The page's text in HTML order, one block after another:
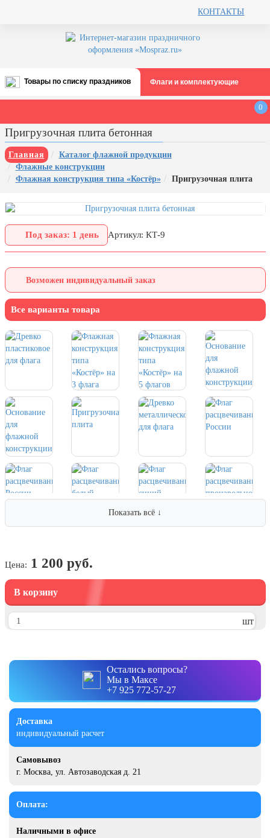
КОНТАКТЫ
Товары по списку праздников
Все праздники
августа)
12 августа, День ВВС
22 августа, День Государственного
флага РФ
День шахтера (последнее
воскресенье августа)
1 сентября, День знаний
3 сентября, День солидарности в
День города Москвы (первая суббота
сентября)
День нефтяника (первое воскресенье
8 сентября, День танкиста (второе
воскресенье сентября)
1 октября, Международный день
пожилых людей
5 октября, День учителя
19 октября, День Отца
25 октября, День Таможенника
Российской Федерации
28 октября, День Бабушек и Дедушек
Хэллоуин
7 ноября, День Октябрьской
революции
внутренних дел РФ
Артиллерии
День матери (последнее воскресенье
контрнаступления советских войск
9 декабря, Международный день
борьбы с коррупцией
9 декабря, День Героев Отечества
20 декабря, День работника органов
безопасности
Флаги и комплектующие
0
Пригрузочная плита бетонная
Главная
Каталог флажной продукции
Флажные конструкции
Флажная конструкция типа «Костёр»
Пригрузочная плита
Под заказ: 1 день Артикул: КТ-9
Возможен индивидуальный заказ
Все варианты товара
Показать всё ↓
Цена: 1 200 руб.
В корзину
шт
Остались вопросы?
Мы в Максе
+7 925 772-57-27
Доставка
индивидуальный расчет
Самовывоз
г. Москва, ул. Автозаводская д. 21
Оплата:
Наличными в офисе